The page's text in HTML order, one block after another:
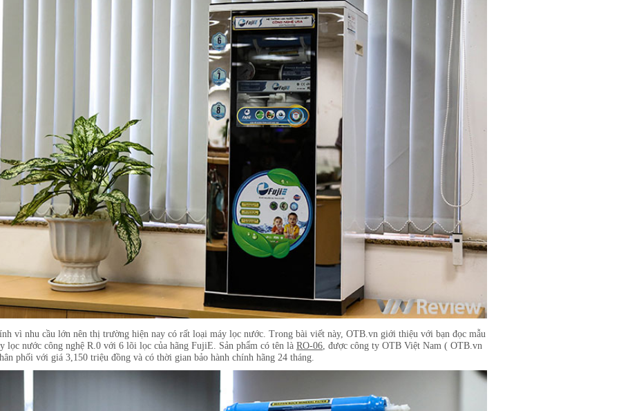
vì nhu cầu lớn nên thị trường hiện nay có rất loại máy lọc nước. Trong bài viết này, OTB.vn giới thiệu với bạn đọc mẫu
lọc nước công nghệ R.0 với 6 lõi lọc của hãng FujiE. Sản phẩm có tên là RO-06, được công ty OTB Việt Nam ( OTB.vn
phối với giá 3,150 triệu đồng và có thời gian bảo hành chính hãng 24 tháng.